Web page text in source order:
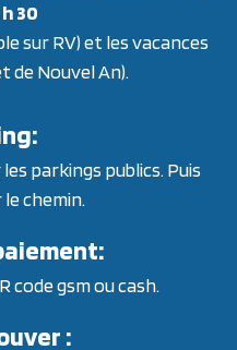
h 30
sur RV) et les vacances
de Nouvel An).
parkings publics. Puis
chemin.
code gsm ou cash.
: